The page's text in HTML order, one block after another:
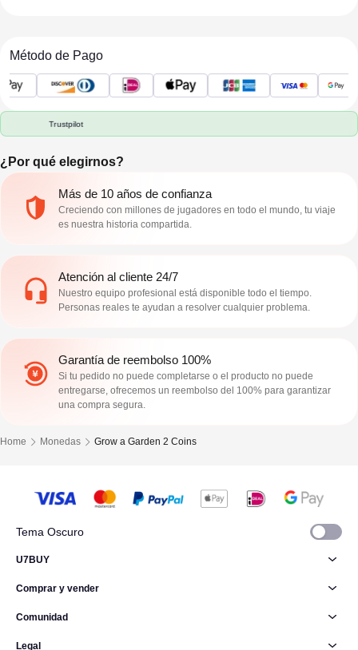
Método de Pago
Trustpilot
¿Por qué elegirnos?
Más de 10 años de confianza
Creciendo con millones de jugadores en todo el mundo, tu viaje
es nuestra historia compartida.
Atención al cliente 24/7
Nuestro equipo profesional está disponible todo el tiempo.
Personas reales te ayudan a resolver cualquier problema.
Garantía de reembolso 100%
Si tu pedido no puede completarse o el producto no puede
entregarse, ofrecemos un reembolso del 100% para garantizar
una compra segura.
Home Monedas Grow a Garden 2 Coins
Tema Oscuro
U7BUY
Comprar y vender
Comunidad
Legal